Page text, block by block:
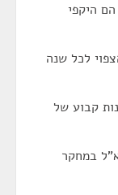
היקפי
לכל שנה
קבוע של
במחקר